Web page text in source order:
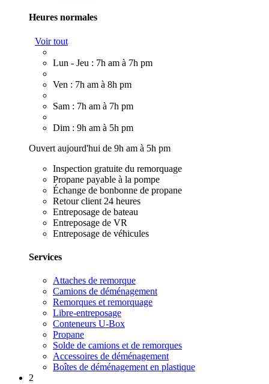
Heures normales
Voir tout
Lun - Jeu : 7h am à 7h pm
Ven : 7h am à 8h pm
Sam : 7h am à 7h pm
Dim : 9h am à 5h pm
Ouvert aujourd'hui de 9h am à 5h pm
Inspection gratuite du remorquage
Propane payable à la pompe
Échange de bonbonne de propane
Retour client 24 heures
Entreposage de bateau
Entreposage de VR
Entreposage de véhicules
Services
Attaches de remorque
Camions de déménagement
Remorques et remorquage
Libre-entreposage
Conteneurs U-Box
Propane
Solde de camions et de remorques
Accessoires de déménagement
Boîtes de déménagement en plastique
2